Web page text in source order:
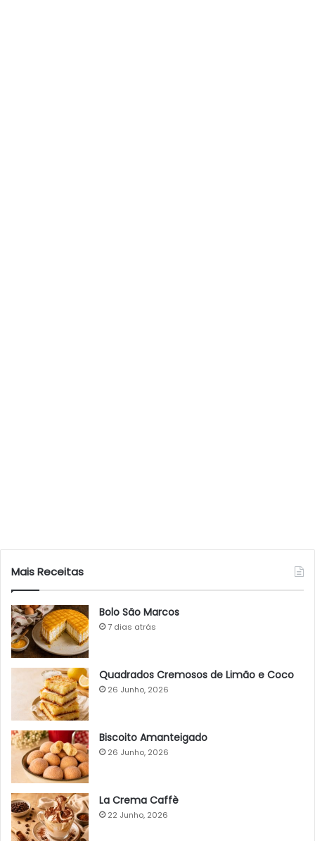
Mais Receitas
Bolo São Marcos
7 dias atrás
Quadrados Cremosos de Limão e Coco
26 Junho, 2026
Biscoito Amanteigado
26 Junho, 2026
La Crema Caffè
22 Junho, 2026